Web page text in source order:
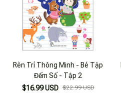
Rèn Trí Thông Minh - Bé Tập
Đếm Số - Tập 2
$16.99 USD $22.99 USD